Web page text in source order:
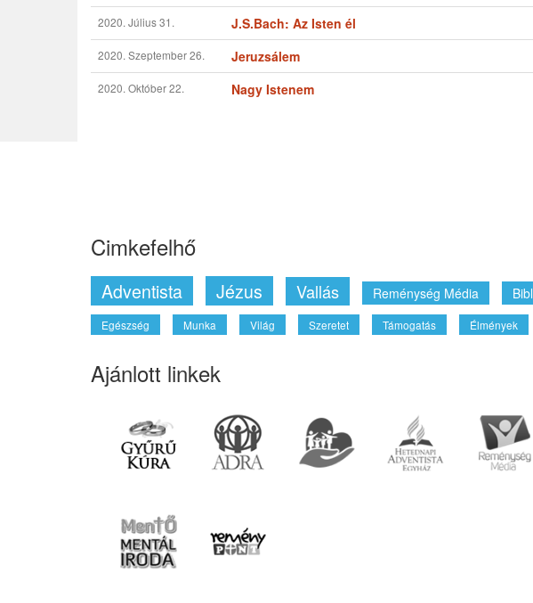
2020. Július 31. J.S.Bach: Az Isten él
2020. Szeptember 26. Jeruzsálem
2020. Október 22. Nagy Istenem
Cimkefelhő
Adventista Jézus Vallás Reménység Média
Egészség Munka Világ Szeretet Támogatás Élmények
Ajánlott linkek